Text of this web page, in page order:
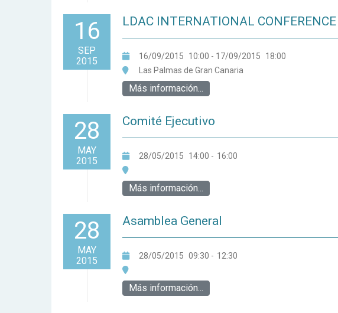
16
SEP
2015
LDAC INTERNATIONAL CONFERENCE
16/09/2015 10:00 - 17/09/2015
18:00
Las Palmas de Gran Canaria
Más información...
28
MAY
2015
Comité Ejecutivo
28/05/2015 14:00 - 16:00
Más información...
28
MAY
2015
Asamblea General
28/05/2015 09:30 - 12:30
Más información...